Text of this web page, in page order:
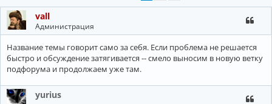
и
та
ц
и
ц
и
vall
Администрация
Название темы говорит само за себя. Если проблема не решается
быстро и обсуждение затягивается -- смело выносим в новую ветку
подфорума и продолжаем уже там.
yurius